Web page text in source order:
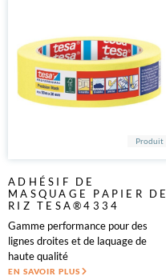
Produit
ADHÉSIF DE
MASQUAGE PAPIER DE
RIZ TESA®4334
Gamme performance pour des
lignes droites et de laquage de
haute qualité
EN SAVOIR PLUS